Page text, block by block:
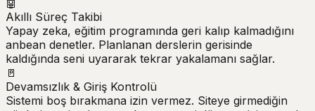
Akıllı Süreç Takibi
Yapay zeka, eğitim programında geri kalıp kalmadığını
anbean denetler. Planlanan derslerin gerisinde
kaldığında seni uyararak tekrar yakalamanı sağlar.
🚪
Devamsızlık & Giriş Kontrolü
Sistemi boş bırakmana izin vermez. Siteye girmediğin